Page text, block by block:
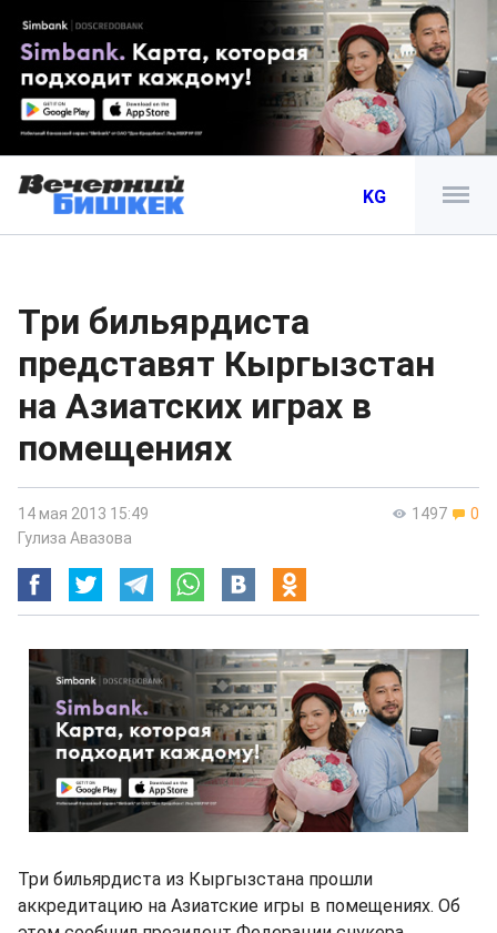
KG
Три бильярдиста
представят Кыргызстан
на Азиатских играх в
помещениях
1497 0
14 мая 2013 15:49
Гулиза Авазова
Три бильярдиста из Кыргызстана прошли
аккредитацию на Азиатские игры в помещениях. Об